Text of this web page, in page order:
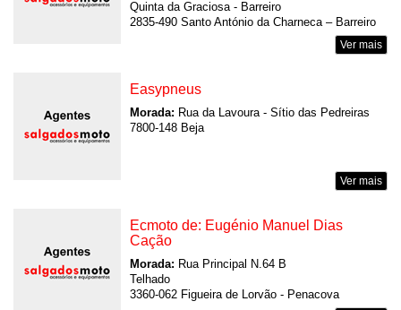
Quinta da Graciosa - Barreiro
2835-490 Santo António da Charneca – Barreiro
Ver mais
Easypneus
Morada: Rua da Lavoura - Sítio das Pedreiras
7800-148 Beja
Ver mais
Ecmoto de: Eugénio Manuel Dias
Cação
Morada: Rua Principal N.64 B
Telhado
3360-062 Figueira de Lorvão - Penacova